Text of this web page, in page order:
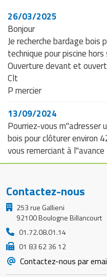
Vêtement sportif
Rôtisserie professionnelle
Sautause
Table de cuisson
Tables de préparation
Ustensile de cuisine
Vaisselle restaurant
Vitrines réfrigérées
26/03/2025
Bonjour
Je recherche bardage bois
technique pour piscine hors
Ouverture devant et
Clt
P mercier
13/09/2024
Pourriez-vous m"adresser
bois pour clôturer environ
vous remerciant à l"avance
Contactez-nous
253 rue Gallieni
92100 Boulogne Billancourt
01.72.08.01.14
01 83 62 36 12
Contactez-nous par